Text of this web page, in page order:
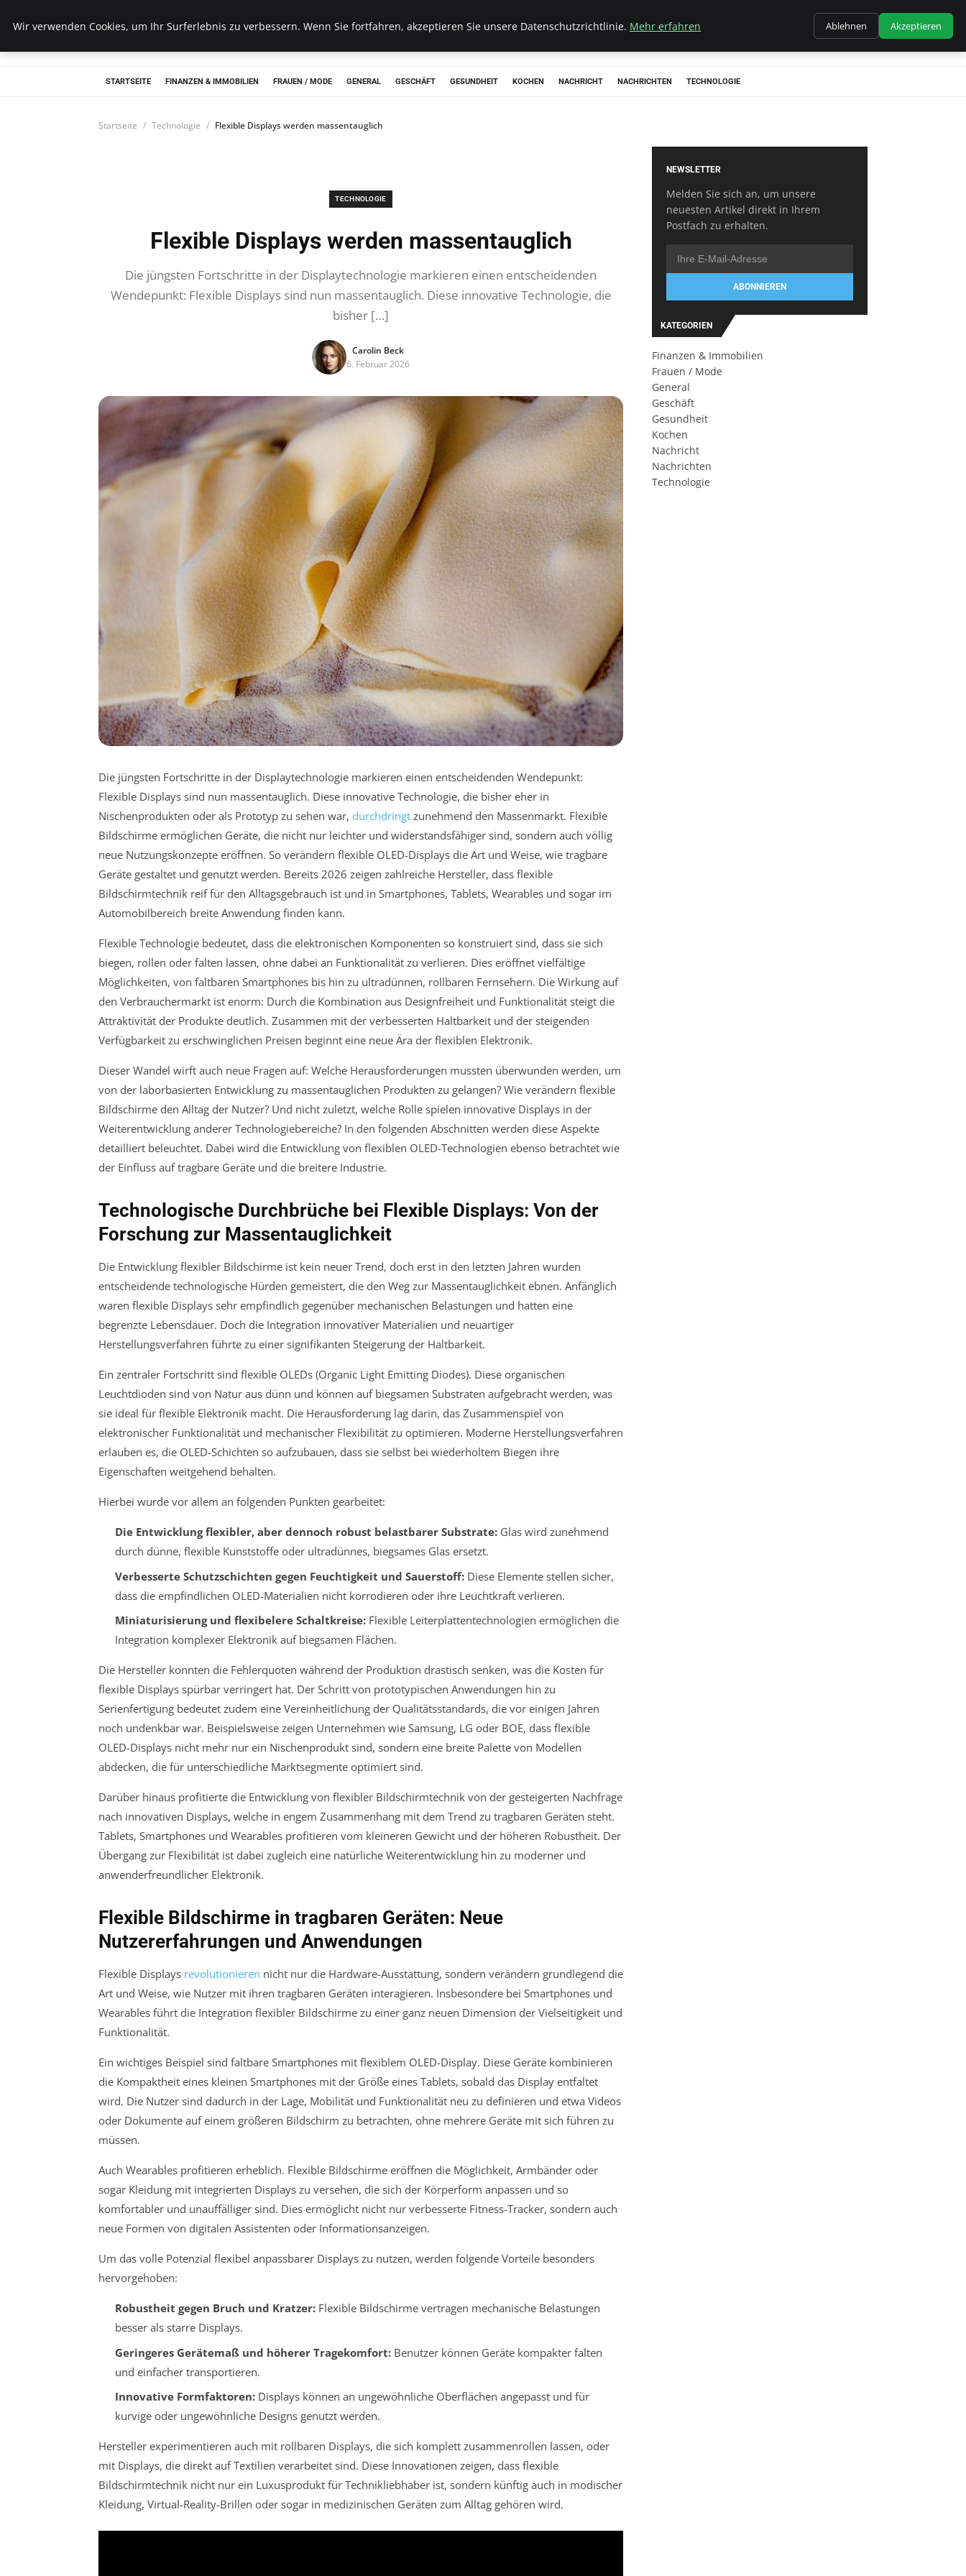
Wk Institut
STARTSEITE FINANZEN & IMMOBILIEN FRAUEN / MODE GENERAL GESCHÄFT GESUNDHEIT KOCHEN NACHRICHT NACHRICHTEN TECHNOLOGIE
Startseite Technologie Flexible Displays werden massentauglich
TECHNOLOGIE
Flexible Displays werden massentauglich
Die jüngsten Fortschritte in der Displaytechnologie markieren einen entscheidenden
Wendepunkt: Flexible Displays sind nun massentauglich. Diese innovative Technologie, die
bisher […]
Carolin Beck
6. Februar 2026
Die jüngsten Fortschritte in der Displaytechnologie markieren einen entscheidenden Wendepunkt:
Flexible Displays sind nun massentauglich. Diese innovative Technologie, die bisher eher in
Nischenprodukten oder als Prototyp zu sehen war, durchdringt zunehmend den Massenmarkt. Flexible
Bildschirme ermöglichen Geräte, die nicht nur leichter und widerstandsfähiger sind, sondern auch völlig
neue Nutzungskonzepte eröffnen. So verändern flexible OLED-Displays die Art und Weise, wie tragbare
Geräte gestaltet und genutzt werden. Bereits 2026 zeigen zahlreiche Hersteller, dass flexible
Bildschirmtechnik reif für den Alltagsgebrauch ist und in Smartphones, Tablets, Wearables und sogar im
Automobilbereich breite Anwendung finden kann.
Flexible Technologie bedeutet, dass die elektronischen Komponenten so konstruiert sind, dass sie sich
biegen, rollen oder falten lassen, ohne dabei an Funktionalität zu verlieren. Dies eröffnet vielfältige
Möglichkeiten, von faltbaren Smartphones bis hin zu ultradünnen, rollbaren Fernsehern. Die Wirkung auf
den Verbrauchermarkt ist enorm: Durch die Kombination aus Designfreiheit und Funktionalität steigt die
Attraktivität der Produkte deutlich. Zusammen mit der verbesserten Haltbarkeit und der steigenden
Verfügbarkeit zu erschwinglichen Preisen beginnt eine neue Ära der flexiblen Elektronik.
Dieser Wandel wirft auch neue Fragen auf: Welche Herausforderungen mussten überwunden werden, um
von der laborbasierten Entwicklung zu massentauglichen Produkten zu gelangen? Wie verändern flexible
Bildschirme den Alltag der Nutzer? Und nicht zuletzt, welche Rolle spielen innovative Displays in der
Weiterentwicklung anderer Technologiebereiche? In den folgenden Abschnitten werden diese Aspekte
detailliert beleuchtet. Dabei wird die Entwicklung von flexiblen OLED-Technologien ebenso betrachtet wie
der Einfluss auf tragbare Geräte und die breitere Industrie.
Technologische Durchbrüche bei Flexible Displays: Von der
Forschung zur Massentauglichkeit
Die Entwicklung flexibler Bildschirme ist kein neuer Trend, doch erst in den letzten Jahren wurden
entscheidende technologische Hürden gemeistert, die den Weg zur Massentauglichkeit ebnen. Anfänglich
waren flexible Displays sehr empfindlich gegenüber mechanischen Belastungen und hatten eine
begrenzte Lebensdauer. Doch die Integration innovativer Materialien und neuartiger
Herstellungsverfahren führte zu einer signifikanten Steigerung der Haltbarkeit.
Ein zentraler Fortschritt sind flexible OLEDs (Organic Light Emitting Diodes). Diese organischen
Leuchtdioden sind von Natur aus dünn und können auf biegsamen Substraten aufgebracht werden, was
sie ideal für flexible Elektronik macht. Die Herausforderung lag darin, das Zusammenspiel von
elektronischer Funktionalität und mechanischer Flexibilität zu optimieren. Moderne Herstellungsverfahren
erlauben es, die OLED-Schichten so aufzubauen, dass sie selbst bei wiederholtem Biegen ihre
Eigenschaften weitgehend behalten.
Hierbei wurde vor allem an folgenden Punkten gearbeitet:
Die Entwicklung flexibler, aber dennoch robust belastbarer Substrate:Glas wird zunehmend
durch dünne, flexible Kunststoffe oder ultradünnes, biegsames Glas ersetzt.
Verbesserte Schutzschichten gegen Feuchtigkeit und Sauerstoff:Diese Elemente stellen sicher,
dass die empfindlichen OLED-Materialien nicht korrodieren oder ihre Leuchtkraft verlieren.
Miniaturisierung und flexibelere Schaltkreise:Flexible Leiterplattentechnologien ermöglichen die
Integration komplexer Elektronik auf biegsamen Flächen.
Die Hersteller konnten die Fehlerquoten während der Produktion drastisch senken, was die Kosten für
flexible Displays spürbar verringert hat. Der Schritt von prototypischen Anwendungen hin zu
Serienfertigung bedeutet zudem eine Vereinheitlichung der Qualitätsstandards, die vor einigen Jahren
noch undenkbar war. Beispielsweise zeigen Unternehmen wie Samsung, LG oder BOE, dass flexible
OLED-Displays nicht mehr nur ein Nischenprodukt sind, sondern eine breite Palette von Modellen
abdecken, die für unterschiedliche Marktsegmente optimiert sind.
Darüber hinaus profitierte die Entwicklung von flexibler Bildschirmtechnik von der gesteigerten Nachfrage
nach innovativen Displays, welche in engem Zusammenhang mit dem Trend zu tragbaren Geräten steht.
Tablets, Smartphones und Wearables profitieren vom kleineren Gewicht und der höheren Robustheit. Der
Übergang zur Flexibilität ist dabei zugleich eine natürliche Weiterentwicklung hin zu moderner und
anwenderfreundlicher Elektronik.
Flexible Bildschirme in tragbaren Geräten: Neue
Nutzererfahrungen und Anwendungen
Flexible Displays revolutionieren nicht nur die Hardware-Ausstattung, sondern verändern grundlegend die
Art und Weise, wie Nutzer mit ihren tragbaren Geräten interagieren. Insbesondere bei Smartphones und
Wearables führt die Integration flexibler Bildschirme zu einer ganz neuen Dimension der Vielseitigkeit und
Funktionalität.
Ein wichtiges Beispiel sind faltbare Smartphones mit flexiblem OLED-Display. Diese Geräte kombinieren
die Kompaktheit eines kleinen Smartphones mit der Größe eines Tablets, sobald das Display entfaltet
wird. Die Nutzer sind dadurch in der Lage, Mobilität und Funktionalität neu zu definieren und etwa Videos
oder Dokumente auf einem größeren Bildschirm zu betrachten, ohne mehrere Geräte mit sich führen zu
müssen.
Auch Wearables profitieren erheblich. Flexible Bildschirme eröffnen die Möglichkeit, Armbänder oder
sogar Kleidung mit integrierten Displays zu versehen, die sich der Körperform anpassen und so
komfortabler und unauffälliger sind. Dies ermöglicht nicht nur verbesserte Fitness-Tracker, sondern auch
neue Formen von digitalen Assistenten oder Informationsanzeigen.
Um das volle Potenzial flexibel anpassbarer Displays zu nutzen, werden folgende Vorteile besonders
hervorgehoben:
Robustheit gegen Bruch und Kratzer:Flexible Bildschirme vertragen mechanische Belastungen
besser als starre Displays.
Geringeres Gerätemaß und höherer Tragekomfort:Benutzer können Geräte kompakter falten
und einfacher transportieren.
Innovative Formfaktoren:Displays können an ungewöhnliche Oberflächen angepasst und für
kurvige oder ungewöhnliche Designs genutzt werden.
Hersteller experimentieren auch mit rollbaren Displays, die sich komplett zusammenrollen lassen, oder
mit Displays, die direkt auf Textilien verarbeitet sind. Diese Innovationen zeigen, dass flexible
Bildschirmtechnik nicht nur ein Luxusprodukt für Technikliebhaber ist, sondern künftig auch in modischer
Kleidung, Virtual-Reality-Brillen oder sogar in medizinischen Geräten zum Alltag gehören wird.
NEWSLETTER
Melden Sie sich an, um unsere
neuesten Artikel direkt in Ihrem
Postfach zu erhalten.
ABONNIEREN
KATEGORIEN
Finanzen & Immobilien
Frauen / Mode
General
Geschäft
Gesundheit
Kochen
Nachricht
Nachrichten
Technologie
Wir verwenden Cookies, um Ihr Surferlebnis zu verbessern. Wenn Sie fortfahren, akzeptieren Sie unsere Datenschutzrichtlinie. Mehr erfahren Ablehnen Akzeptieren